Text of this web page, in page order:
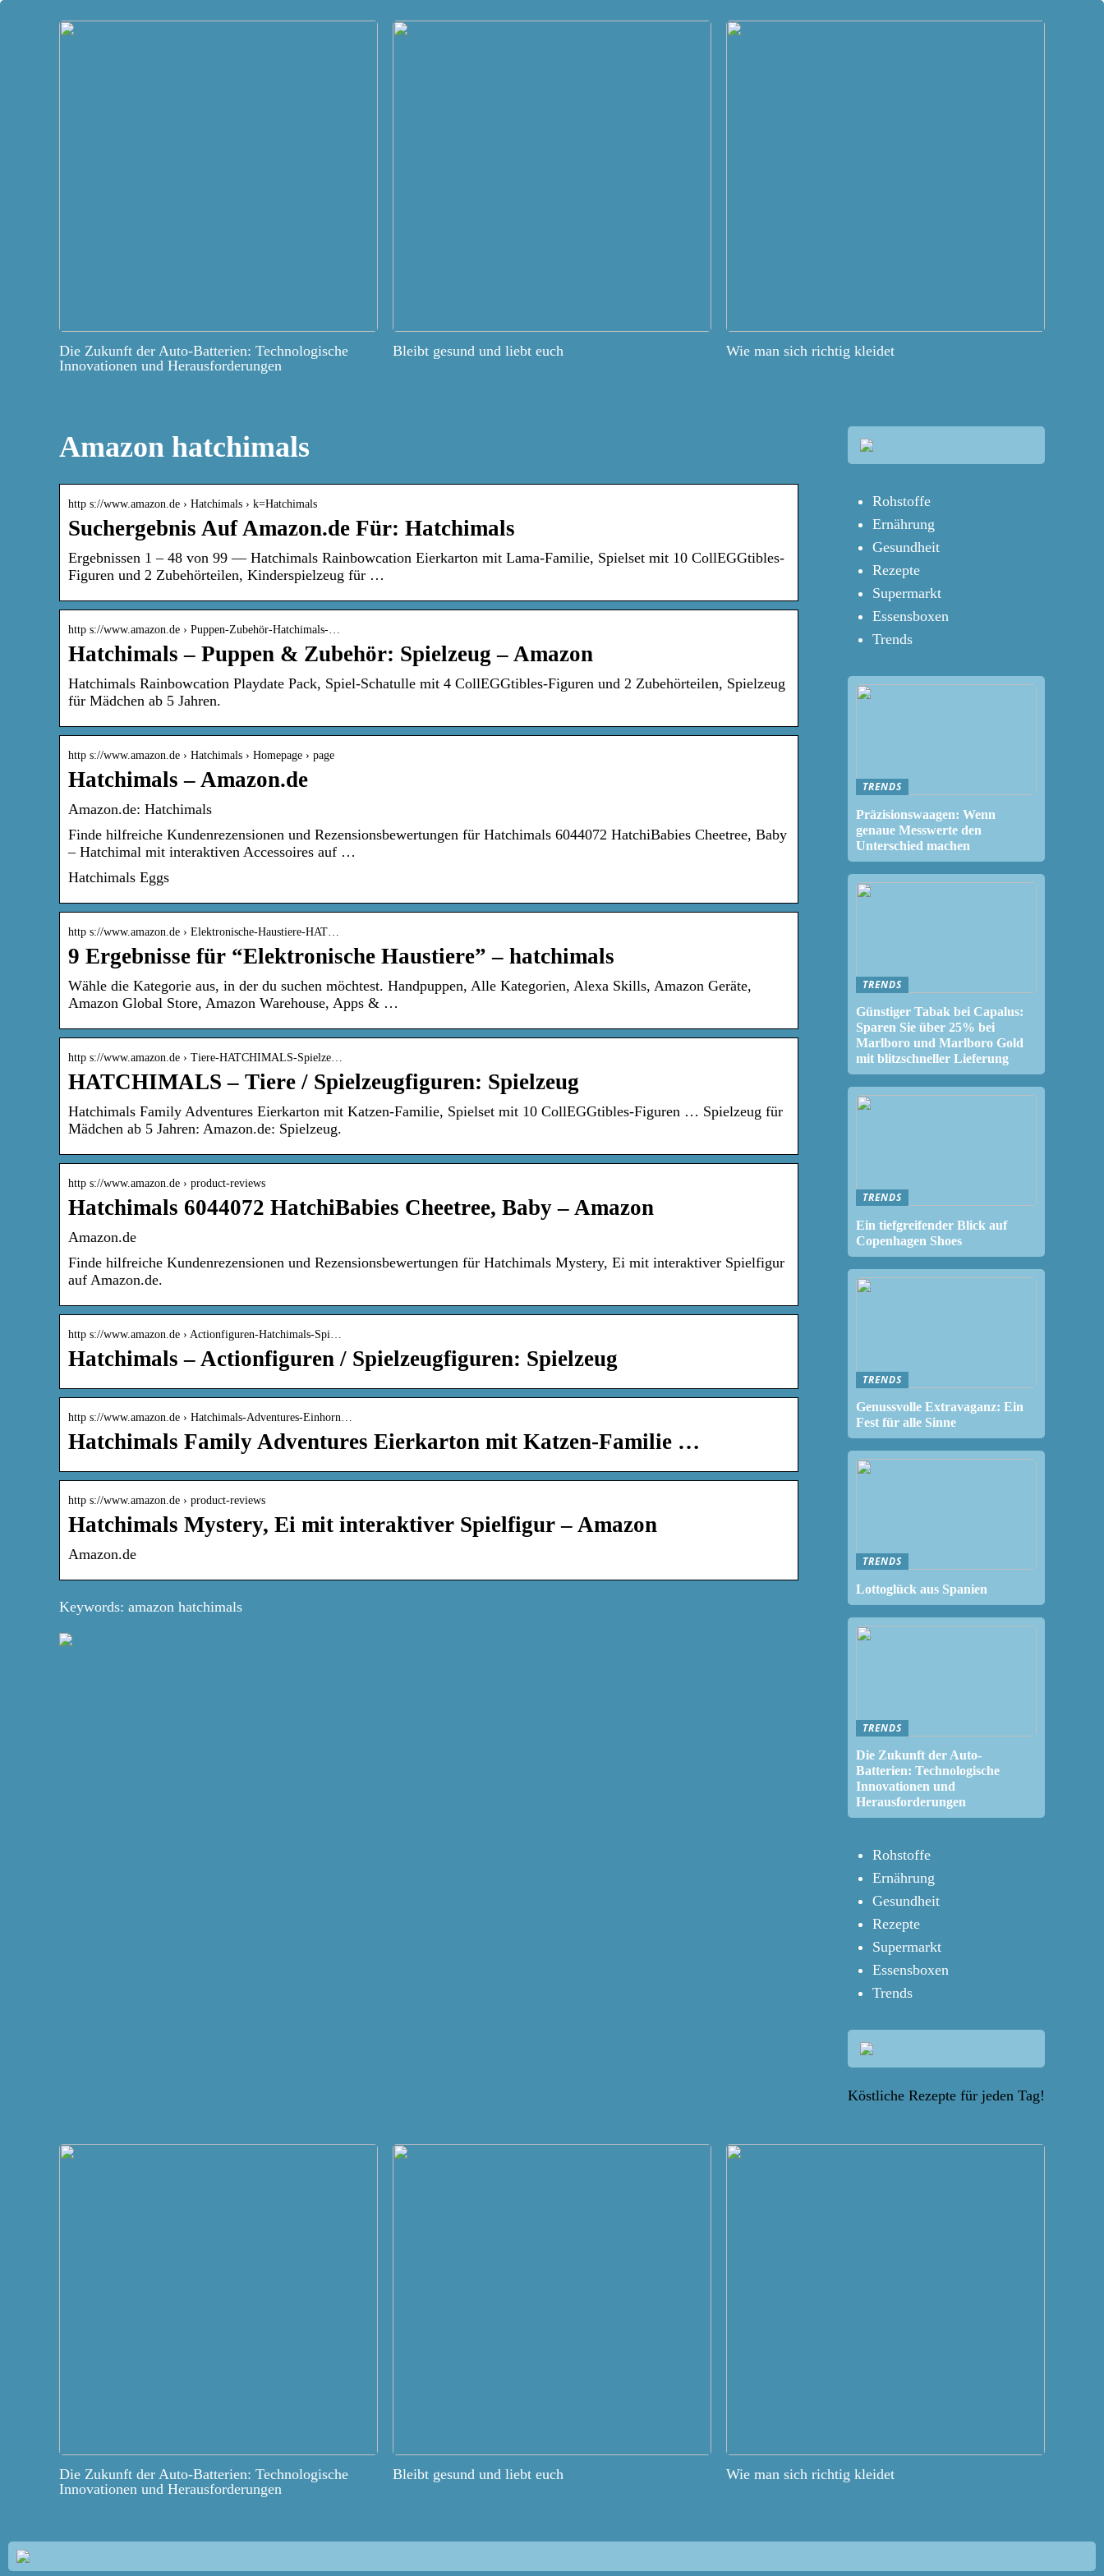
Die Zukunft der Auto-Batterien: Technologische
Innovationen und Herausforderungen
Bleibt gesund und liebt euch Wie man sich richtig kleidet
Amazon hatchimals
http s://www.amazon.de › Hatchimals › k=Hatchimals
Suchergebnis Auf Amazon.de Für: Hatchimals
Ergebnissen 1 – 48 von 99 — Hatchimals Rainbowcation Eierkarton mit Lama-Familie, Spielset mit 10 CollEGGtibles-
Figuren und 2 Zubehörteilen, Kinderspielzeug für …
http s://www.amazon.de › Puppen-Zubehör-Hatchimals-…
Hatchimals – Puppen & Zubehör: Spielzeug – Amazon
Hatchimals Rainbowcation Playdate Pack, Spiel-Schatulle mit 4 CollEGGtibles-Figuren und 2 Zubehörteilen, Spielzeug
für Mädchen ab 5 Jahren.
http s://www.amazon.de › Hatchimals › Homepage › page
Hatchimals – Amazon.de
Amazon.de: Hatchimals
Finde hilfreiche Kundenrezensionen und Rezensionsbewertungen für Hatchimals 6044072 HatchiBabies Cheetree, Baby
– Hatchimal mit interaktiven Accessoires auf …
Hatchimals Eggs
http s://www.amazon.de › Elektronische-Haustiere-HAT…
9 Ergebnisse für “Elektronische Haustiere” – hatchimals
Wähle die Kategorie aus, in der du suchen möchtest. Handpuppen, Alle Kategorien, Alexa Skills, Amazon Geräte,
Amazon Global Store, Amazon Warehouse, Apps & …
http s://www.amazon.de › Tiere-HATCHIMALS-Spielze…
HATCHIMALS – Tiere / Spielzeugfiguren: Spielzeug
Hatchimals Family Adventures Eierkarton mit Katzen-Familie, Spielset mit 10 CollEGGtibles-Figuren … Spielzeug für
Mädchen ab 5 Jahren: Amazon.de: Spielzeug.
http s://www.amazon.de › product-reviews
Hatchimals 6044072 HatchiBabies Cheetree, Baby – Amazon
Amazon.de
Finde hilfreiche Kundenrezensionen und Rezensionsbewertungen für Hatchimals Mystery, Ei mit interaktiver Spielfigur
auf Amazon.de.
http s://www.amazon.de › Actionfiguren-Hatchimals-Spi…
Hatchimals – Actionfiguren / Spielzeugfiguren: Spielzeug
http s://www.amazon.de › Hatchimals-Adventures-Einhorn…
Hatchimals Family Adventures Eierkarton mit Katzen-Familie …
http s://www.amazon.de › product-reviews
Hatchimals Mystery, Ei mit interaktiver Spielfigur – Amazon
Amazon.de
Keywords: amazon hatchimals
Rohstoffe
Ernährung
Gesundheit
Rezepte
Supermarkt
Essensboxen
Trends
TRENDS
Präzisionswaagen: Wenn
genaue Messwerte den
Unterschied machen
TRENDS
Günstiger Tabak bei Capalus:
Sparen Sie über 25% bei
Marlboro und Marlboro Gold
mit blitzschneller Lieferung
TRENDS
Ein tiefgreifender Blick auf
Copenhagen Shoes
TRENDS
Genussvolle Extravaganz: Ein
Fest für alle Sinne
TRENDS
Lottoglück aus Spanien
TRENDS
Die Zukunft der Auto-
Batterien: Technologische
Innovationen und
Herausforderungen
Rohstoffe
Ernährung
Gesundheit
Rezepte
Supermarkt
Essensboxen
Trends
Köstliche Rezepte für jeden Tag!
Die Zukunft der Auto-Batterien: Technologische
Innovationen und Herausforderungen
Bleibt gesund und liebt euch Wie man sich richtig kleidet